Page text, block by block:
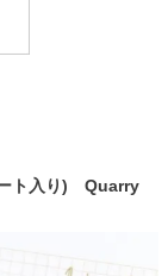
ート入り) Quarry